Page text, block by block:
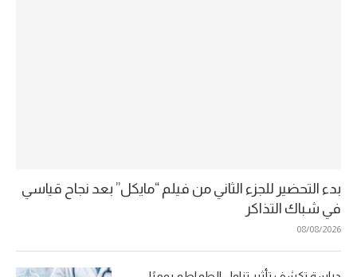
بدء التحضير للجزء الثاني من فيلم “مايكل” بعد نجاح قياسي
في شباك التذاكر
08/08/2026